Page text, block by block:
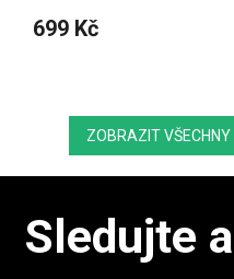
699 Kč
ZOBRAZIT
Sledujte